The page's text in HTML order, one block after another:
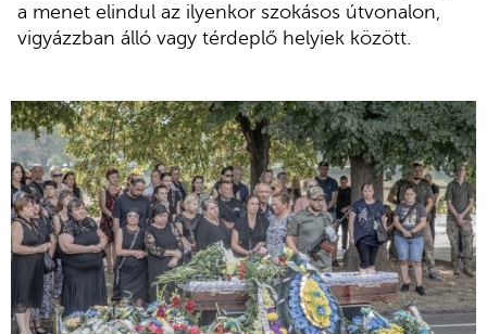
a menet elindul az ilyenkor szokásos útvonalon,
vigyázzban álló vagy térdeplő helyiek között.